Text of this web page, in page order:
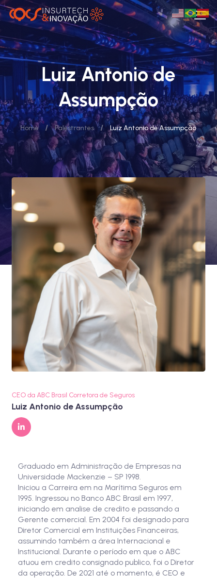
Luiz Antonio de
Assumpção
Home / Palestrantes / Luiz Antonio de Assumpção
CEO da ABC Brasil Corretora de Seguros
Luiz Antonio de Assumpção
Graduado em Administração de Empresas na
Universidade Mackenzie – SP 1998.
Iniciou a Carreira em na Marítima Seguros em
1995. Ingressou no Banco ABC Brasil em 1997,
iniciando em analise de credito e passando a
Gerente comercial. Em 2004 foi designado para
Diretor Comercial em Instituições Financeiras,
assumindo também a área Internacional e
Institucional. Durante o período em que o ABC
atuou em credito consignado publico, foi o Diretor
da operação. De 2021 até o momento, é CEO e